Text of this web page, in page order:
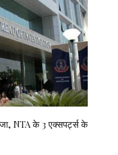
NTA के 3 एक्सपर्ट्स के